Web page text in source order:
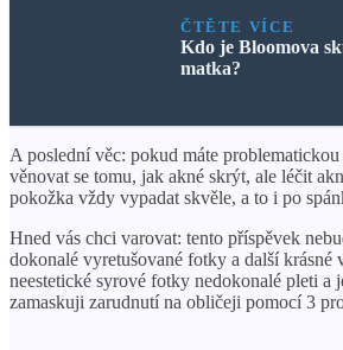
ČTĚTE VÍCE
Kdo je Bloomova
matka?
A poslední věc: pokud máte
věnovat se tomu, jak akné skrýt, ale léčit
pokožka vždy vypadat skvěle, a to i po
Hned vás chci varovat: tento příspěvek
dokonalé vyretušované fotky a další krásné
neestetické syrové fotky nedokonalé pleti a
zamaskuji zarudnutí na obličeji pomocí 3